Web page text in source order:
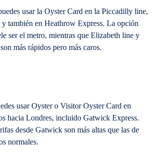
usar la Oyster Card en la Piccadilly line,
también en Heathrow Express. La opción
ser el metro, mientras que Elizabeth line y
más rápidos pero más caros.
usar Oyster o Visitor Oyster Card en
hacia Londres, incluido Gatwick Express.
desde Gatwick son más altas que las de
normales.